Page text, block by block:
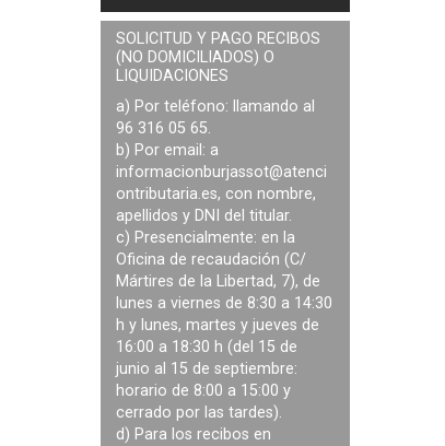
SOLICITUD Y PAGO RECIBOS
(NO DOMICILIADOS) O
LIQUIDACIONES
a) Por teléfono: llamando al
96 316 05 65.
b) Por email: a
informacionburjassot@atenci
ontributaria.es, con nombre,
apellidos y DNI del titular.
c) Presencialmente: en la
Oficina de recaudación (C/
Mártires de la Libertad, 7), de
lunes a viernes de 8:30 a 14:30
h y lunes, martes y jueves de
16:00 a 18:30 h (del 15 de
junio al 15 de septiembre:
horario de 8:00 a 15:00 y
cerrado por las tardes).
d) Para los recibos en